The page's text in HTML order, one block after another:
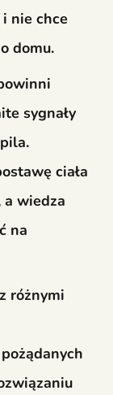
nie chce
domu.
sygnały
ciała
wiedza
na
różnymi